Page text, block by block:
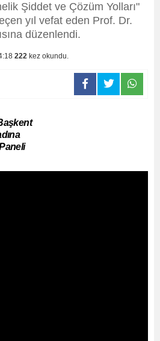
Şiddet ve Çözüm Yolları"
yıl vefat eden Prof. Dr.
düzenlendi.
222 kez okundu.